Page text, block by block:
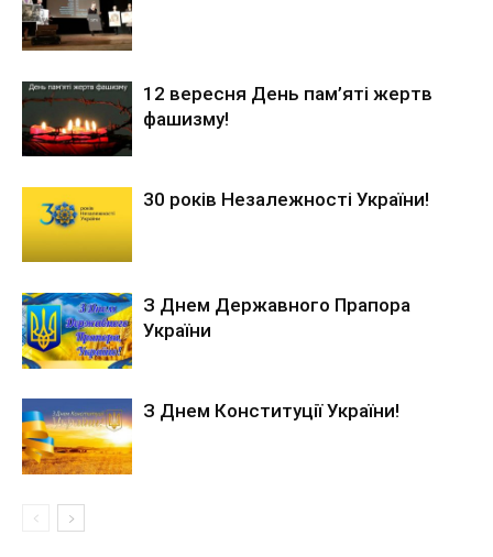
12 вересня День пам’яті жертв
фашизму!
30 років Незалежності України!
З Днем Державного Прапора
України
З Днем Конституції України!